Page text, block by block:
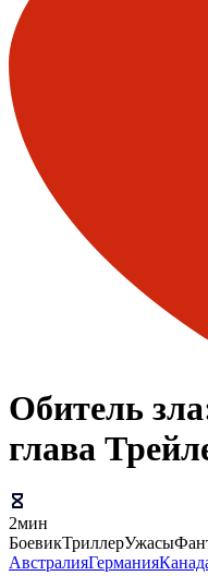
Обитель
глава
2мин
БоевикТриллерУжасы
АвстралияГермания